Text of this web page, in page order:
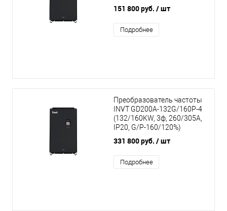
151 800 руб. / шт
Подробнее
Преобразователь частоты
INVT GD200A-132G/160P-4
(132/160KW, 3ф, 260/305A,
IP20, G/P-160/120%)
331 800 руб. / шт
Подробнее